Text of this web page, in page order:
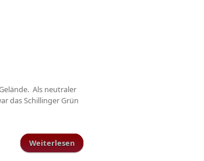
Als neutraler
das Schillinger Grün
Weiterlesen